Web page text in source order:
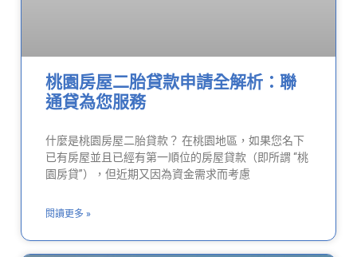
桃園房屋二胎貸款申請全解析：聯
通貸為您服務
什麼是桃園房屋二胎貸款？ 在桃園地區，如果您名下
已有房屋並且已經有第一順位的房屋貸款（即所謂 “桃
園房貸”），但近期又因為資金需求而考慮
閱讀更多 »